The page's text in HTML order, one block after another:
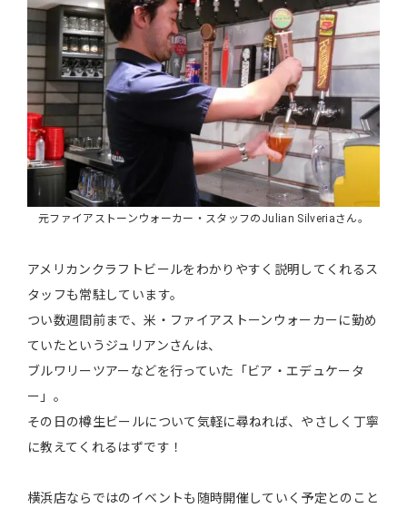
元ファイアストーンウォーカー・スタッフのJulian Silveriaさん。
アメリカンクラフトビールをわかりやすく説明してくれるス
タッフも常駐しています。
つい数週間前まで、米・ファイアストーンウォーカーに勤め
ていたというジュリアンさんは、
ブルワリーツアーなどを行っていた「ビア・エデュケータ
ー」。
その日の樽生ビールについて気軽に尋ねれば、やさしく丁寧
に教えてくれるはずです！
横浜店ならではのイベントも随時開催していく予定とのこと